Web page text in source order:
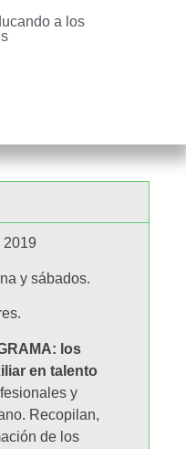
a los
2019
y sábados.
los
en talento
y
Recopilan,
de los